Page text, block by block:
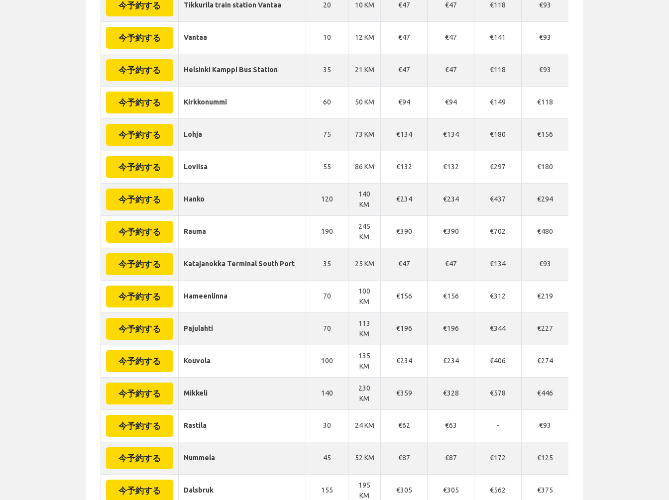
今予約する Tikkurila train station Vantaa 20 10 KM €47 €47 €118 €93
今予約する Vantaa 10 12 KM €47 €47 €141 €93
今予約する Helsinki Kamppi Bus Station 35 21 KM €47 €47 €118 €93
今予約する Kirkkonummi 60 50 KM €94 €94 €149 €118
今予約する Lohja 75 73 KM €134 €134 €180 €156
今予約する Loviisa 55 86 KM €132 €132 €297 €180
今予約する Hanko 120
140
KM
€234 €234 €437 €294
今予約する Rauma 190
245
KM
€390 €390 €702 €480
今予約する Katajanokka Terminal South Port 35 25 KM €47 €47 €134 €93
今予約する Hameenlinna 70
100
KM
€156 €156 €312 €219
今予約する Pajulahti 70
113
KM
€196 €196 €344 €227
今予約する Kouvola 100
135
KM
€234 €234 €406 €274
今予約する Mikkeli 140
230
KM
€359 €328 €578 €446
今予約する Rastila 30 24 KM €62 €63 - €93
今予約する Nummela 45 52 KM €87 €87 €172 €125
今予約する Dalsbruk 155
195
KM
€305 €305 €562 €375